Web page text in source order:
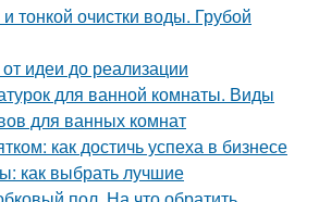
тонкой очистки воды. Грубой
идеи до реализации
для ванной комнаты. Виды
для ванных комнат
как достичь успеха в бизнесе
как выбрать лучшие